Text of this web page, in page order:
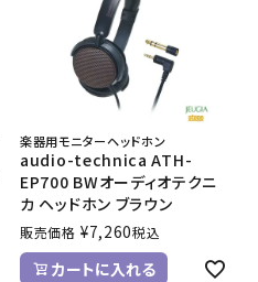
楽器用モニターヘッドホン
audio-technica ATH-
EP700 BWオーディオテクニ
カ ヘッドホン ブラウン
販売価格 ¥7,260税込
カートに入れる